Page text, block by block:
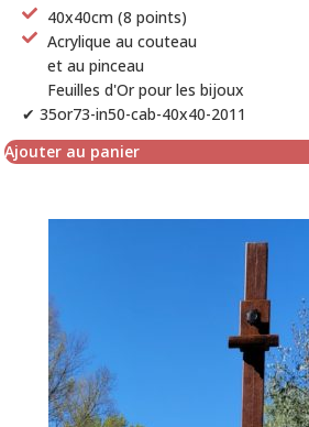
40x40cm (8 points)
Acrylique au couteau
et au pinceau
Feuilles d'Or pour les bijoux
✔ 35or73-in50-cab-40x40-2011
Ajouter au panier